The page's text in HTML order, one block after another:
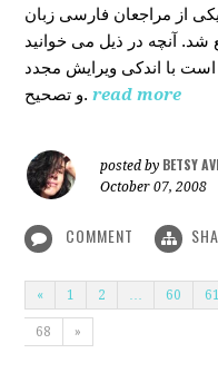
از مراجعان فارسی زبان
شد. آنچه در ذیل می خوانید
با اندکی ویرایش مجدد
و تصحیح. read more
posted by BETSY
October 07, 2008
COMMENT
« 1 2 60 61
68 »